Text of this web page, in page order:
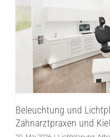
Beleuchtung
Zahnarztpraxen
Lichtplanung
Beleuchtung und
Zahnarztpraxen und